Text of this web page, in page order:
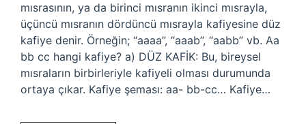
mısrasının, ya da birinci mısranın ikinci mısrayla,
üçüncü mısranın dördüncü mısrayla kafiyesine düz
kafiye denir. Örneğin; “aaaa”, “aaab”, “aabb” vb. Aa
bb cc hangi kafiye? a) DÜZ KAFİK: Bu, bireysel
mısraların birbirleriyle kafiyeli olması durumunda
ortaya çıkar. Kafiye şeması: aa- bb-cc… Kafiye…